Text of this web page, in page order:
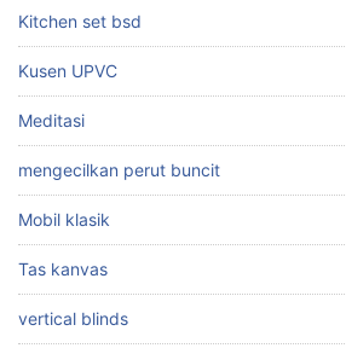
Kitchen set bsd
Kusen UPVC
Meditasi
mengecilkan perut buncit
Mobil klasik
Tas kanvas
vertical blinds